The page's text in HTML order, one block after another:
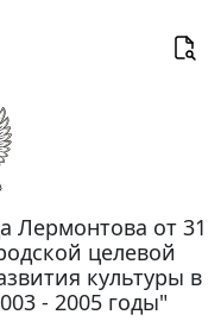
Лермонтова от 31
целевой
культуры в
- 2005 годы"